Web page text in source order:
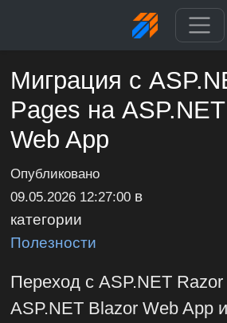
Миграция с
Pages на
Web App
Опубликовано
09.05.2026 12:27:00 в
категории
Полезности
Переход с ASP.NET
ASP.NET Blazor Web App